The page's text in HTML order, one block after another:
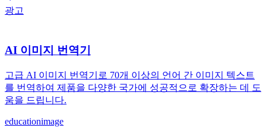
광고
AI 이미지 번역기
고급 AI 이미지 번역기로 70개 이상의 언어 간 이미지 텍스트
를 번역하여 제품을 다양한 국가에 성공적으로 확장하는 데 도
움을 드립니다.
educationimage